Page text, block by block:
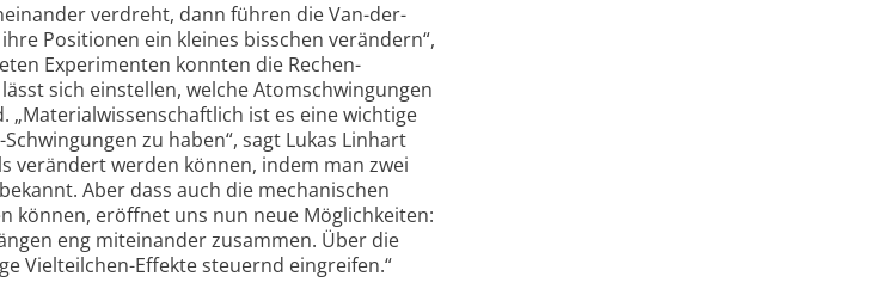
verdreht, dann führen die Van-der-
Positionen ein kleines bisschen verändern“,
Experimenten konnten die Rechen­
sich einstellen, welche Atomschwingungen
ist es eine wichtige
zu haben“, sagt Lukas Linhart
verändert werden können, indem man zwei
Aber dass auch die mechanischen
können, eröffnet uns nun neue Möglichkeiten:
eng miteinander zusammen. Über die
Viel­teilchen-Effekte steuernd eingreifen.“